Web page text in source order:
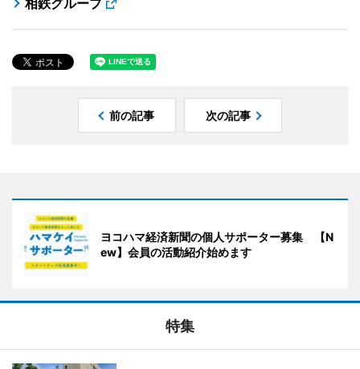
前の記事 次の記事
ヨコハマ経済新聞の個人サポーター募集 【N
ew】会員の活動紹介始めます
特集